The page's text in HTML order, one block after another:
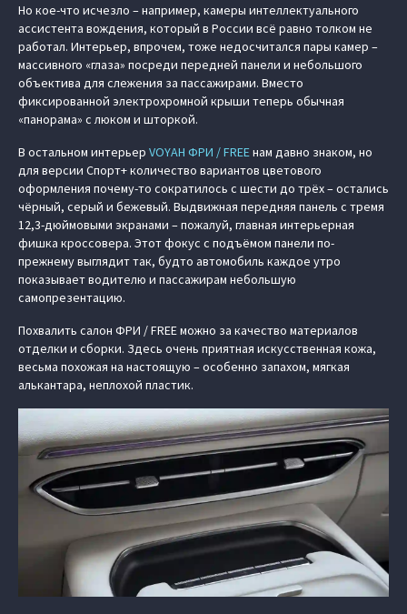
Но кое-что исчезло – например, камеры интеллектуального
ассистента вождения, который в России всё равно толком не
работал. Интерьер, впрочем, тоже недосчитался пары камер –
массивного «глаза» посреди передней панели и небольшого
объектива для слежения за пассажирами. Вместо
фиксированной электрохромной крыши теперь обычная
«панорама» с люком и шторкой.
В остальном интерьер VOYAH ФРИ / FREEнам давно знаком, но
для версии Спорт+ количество вариантов цветового
оформления почему-то сократилось с шести до трёх – остались
чёрный, серый и бежевый. Выдвижная передняя панель с тремя
12,3-дюймовыми экранами – пожалуй, главная интерьерная
фишка кроссовера. Этот фокус с подъёмом панели по-
прежнему выглядит так, будто автомобиль каждое утро
показывает водителю и пассажирам небольшую
самопрезентацию.
Похвалить салон ФРИ / FREE можно за качество материалов
отделки и сборки. Здесь очень приятная искусственная кожа,
весьма похожая на настоящую – особенно запахом, мягкая
алькантара, неплохой пластик.